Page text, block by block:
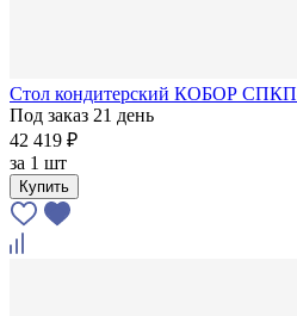
Стол кондитерский КОБОР
Под заказ 21 день
42 419 ₽
за 1 шт
Купить